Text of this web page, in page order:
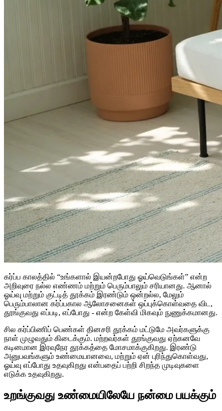
கர்ப்ப காலத்தில் “உங்களால் இயன்றபோது ஓய்வெடுங்கள்” என்ற
அறிவுரை நல்ல எண்ணம் மற்றும் பெரும்பாலும் சரியானது. ஆனால்
ஓய்வு மற்றும் குட்டித் தூக்கம் இரண்டும் ஒன்றல்ல, மேலும்
பெரும்பாலான கர்ப்பகால ஆலோசனைகள் ஒப்புக்கொள்வதை விட,
தூங்குவது எப்படி, எப்போது - என்ற கேள்வி மிகவும் நுணுக்கமானது.
சில கர்ப்பிணிப் பெண்கள் தினசரி தூக்கம் மட்டுமே அவர்களுக்கு
நாள் முழுவதும் கிடைக்கும். மற்றவர்கள் தூங்குவது ஏற்கனவே
கடினமான இரவுநேர தூக்கத்தை மோசமாக்குகிறது. இரண்டு
அனுபவங்களும் உண்மையானவை, மற்றும் ஏன் புரிந்துகொள்வது,
ஓய்வு எப்போது உதவுகிறது என்பதைப் பற்றி சிறந்த முடிவுகளை
எடுக்க உதவுகிறது.
உறங்குவது உண்மையிலேயே நன்மை பயக்கும்